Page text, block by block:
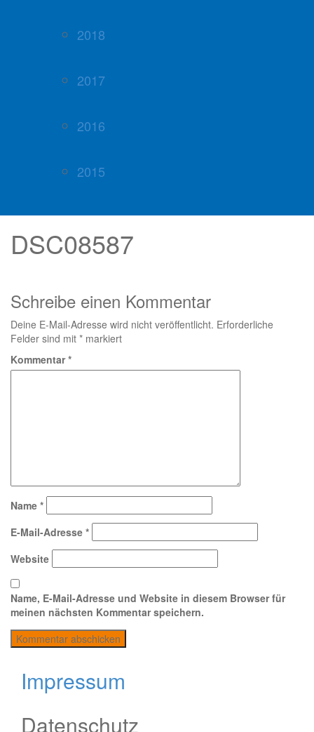
2018
2017
2016
2015
DSC08587
Schreibe einen Kommentar
Deine E-Mail-Adresse wird nicht veröffentlicht. Erforderliche
Felder sind mit * markiert
Kommentar*
Name *
E-Mail-Adresse *
Website
Name, E-Mail-Adresse und Website in diesem Browser für
meinen nächsten Kommentar speichern.
Impressum
Datenschutz